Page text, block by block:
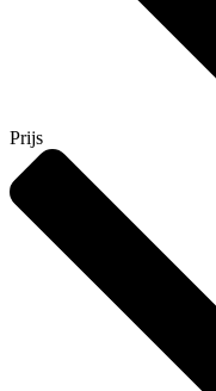
Prijs